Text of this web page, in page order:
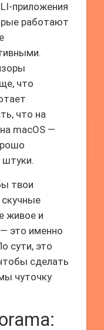
приложения
работают
что
что на
macOS —
штуки.
твои
живое и
это именно
сути, это
сделать
чуточку